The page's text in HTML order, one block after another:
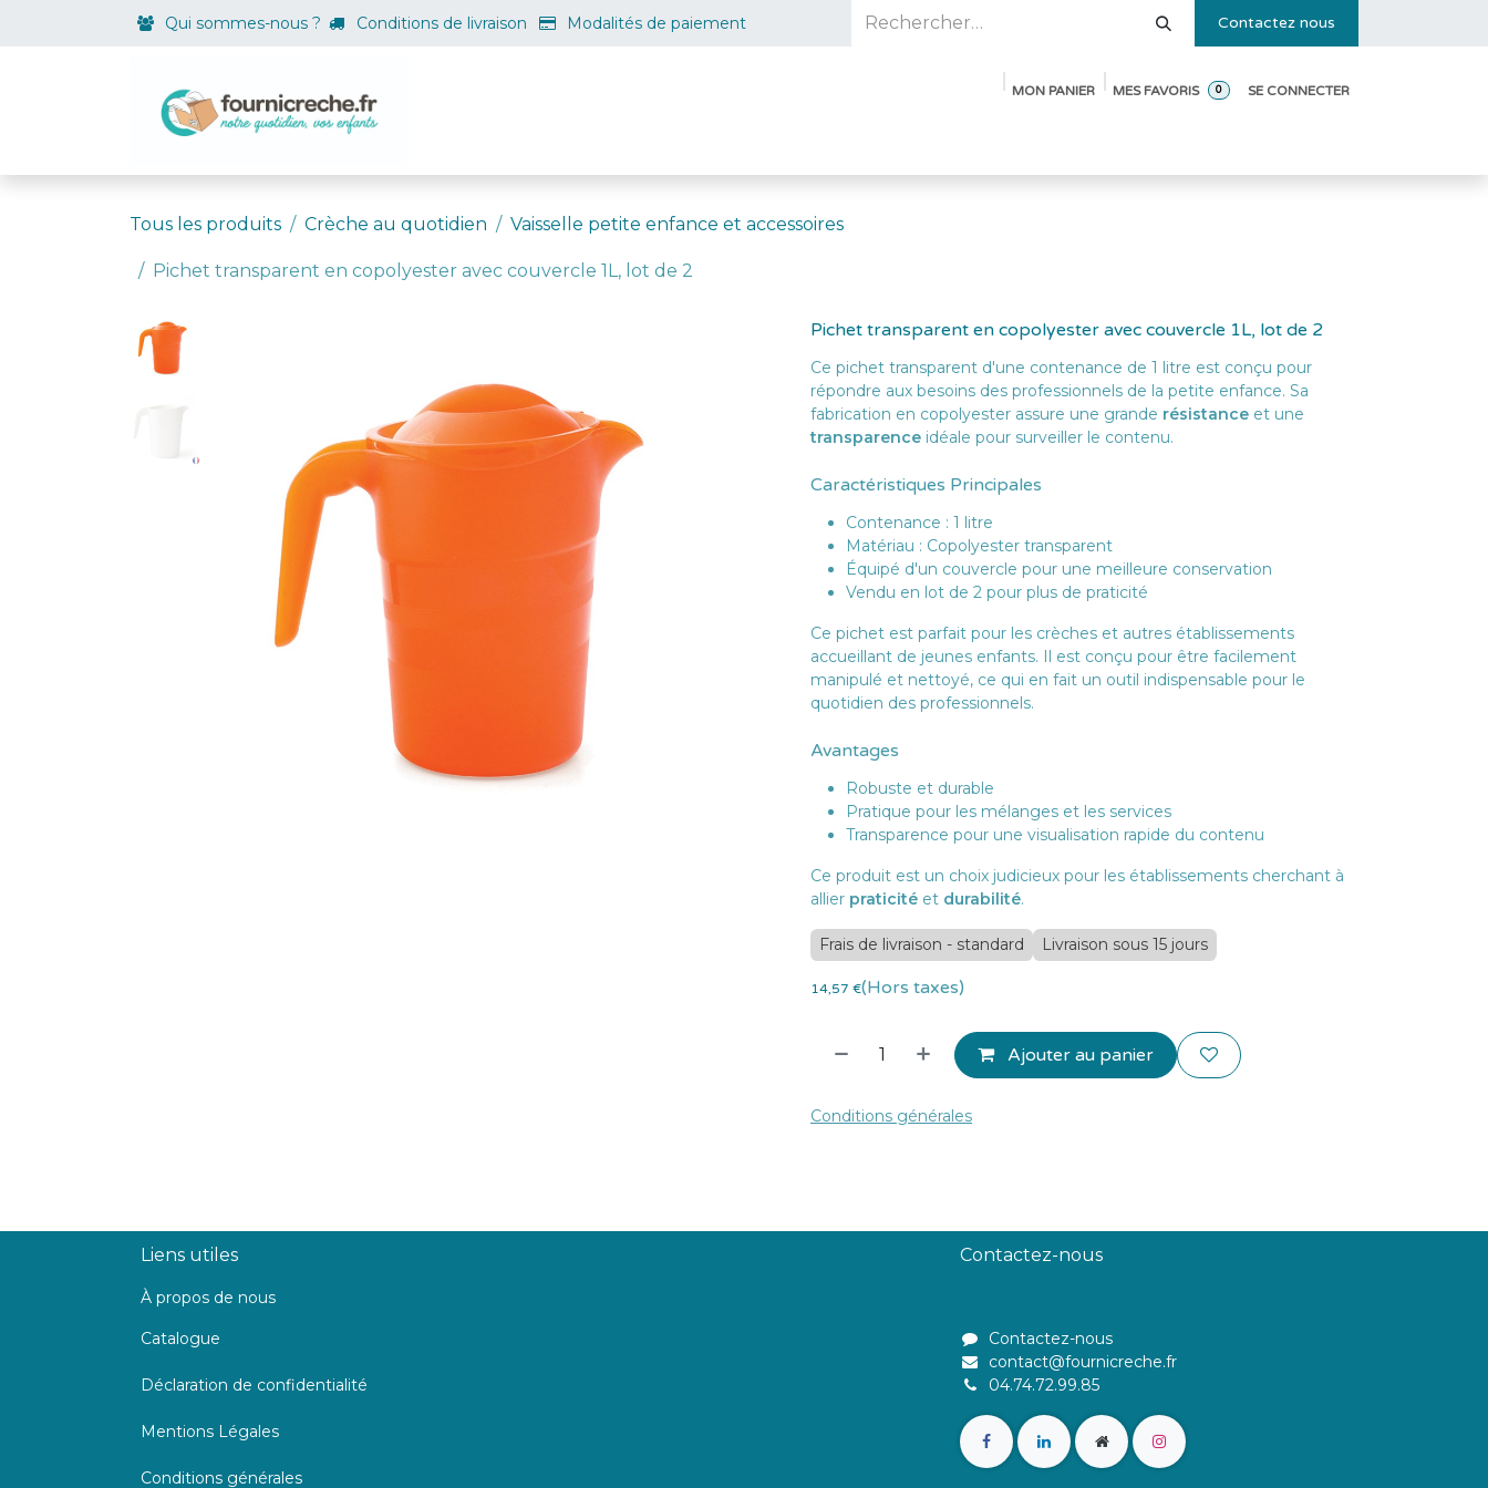
Se rendre au contenuQui sommes-nous ? Conditions de livraison Modalités de paiement Contactez nous
MON PANIER 0
MES FAVORIS SE CONNECTER
Tous les produits Crèche au quotidien Vaisselle petite enfance et accessoires
Pichet transparent en copolyester avec couvercle 1L, lot de 2
Pichet transparent en copolyester avec couvercle 1L, lot de 2
Ce pichet transparent d'une contenance de 1 litre est conçu pour
répondre aux besoins des professionnels de la petite enfance. Sa
fabrication en copolyester assure une grande résistance et une
transparence idéale pour surveiller le contenu.
Caractéristiques Principales
Contenance : 1 litre
Matériau : Copolyester transparent
Équipé d'un couvercle pour une meilleure conservation
Vendu en lot de 2 pour plus de praticité
Ce pichet est parfait pour les crèches et autres établissements
accueillant de jeunes enfants. Il est conçu pour être facilement
manipulé et nettoyé, ce qui en fait un outil indispensable pour le
quotidien des professionnels.
Avantages
Robuste et durable
Pratique pour les mélanges et les services
Transparence pour une visualisation rapide du contenu
Ce produit est un choix judicieux pour les établissements cherchant à
allier praticité et durabilité.
Frais de livraison - standard Livraison sous 15 jours
14,57 €(Hors taxes)
Ajouter au panier
Conditions générales
Liens utiles
À propos de nous
Catalogue
Déclaration de confidentialité
Mentions Légales
Conditions générales
Contactez-nous
Contactez-nous
contact@fournicreche.fr
04.74.72.99.85